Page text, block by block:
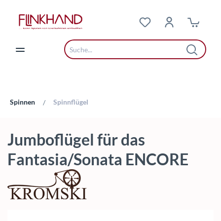
Spinnen / Spinnflügel
Jumboflügel für das
Fantasia/Sonata ENCORE